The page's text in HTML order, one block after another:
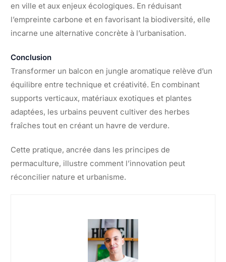
en ville et aux enjeux écologiques. En réduisant
l’empreinte carbone et en favorisant la biodiversité, elle
incarne une alternative concrète à l’urbanisation.
Conclusion
Transformer un balcon en jungle aromatique relève d’un
équilibre entre technique et créativité. En combinant
supports verticaux, matériaux exotiques et plantes
adaptées, les urbains peuvent cultiver des herbes
fraîches tout en créant un havre de verdure.
Cette pratique, ancrée dans les principes de
permaculture, illustre comment l’innovation peut
réconcilier nature et urbanisme.